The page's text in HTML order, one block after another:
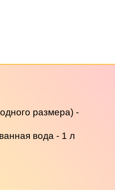
размера) -
вода - 1 л